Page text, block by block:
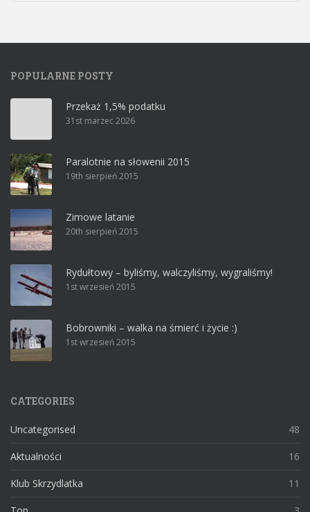
POPULARNE POSTY
Przekaż 1,5% podatku
31st marzec 2026
Paralotnie na słowenii 2015
19th sierpień 2015
Zimowe latanie
20th sierpień 2015
Rydułtowy – byliśmy, walczyliśmy, wygraliśmy!
1st wrzesień 2015
Bobrowniki – walka na śmierć i życie :)
1st wrzesień 2015
CATEGORIES
Uncategorised 48
Aktualności 16
Klub Skrzydlatka 11